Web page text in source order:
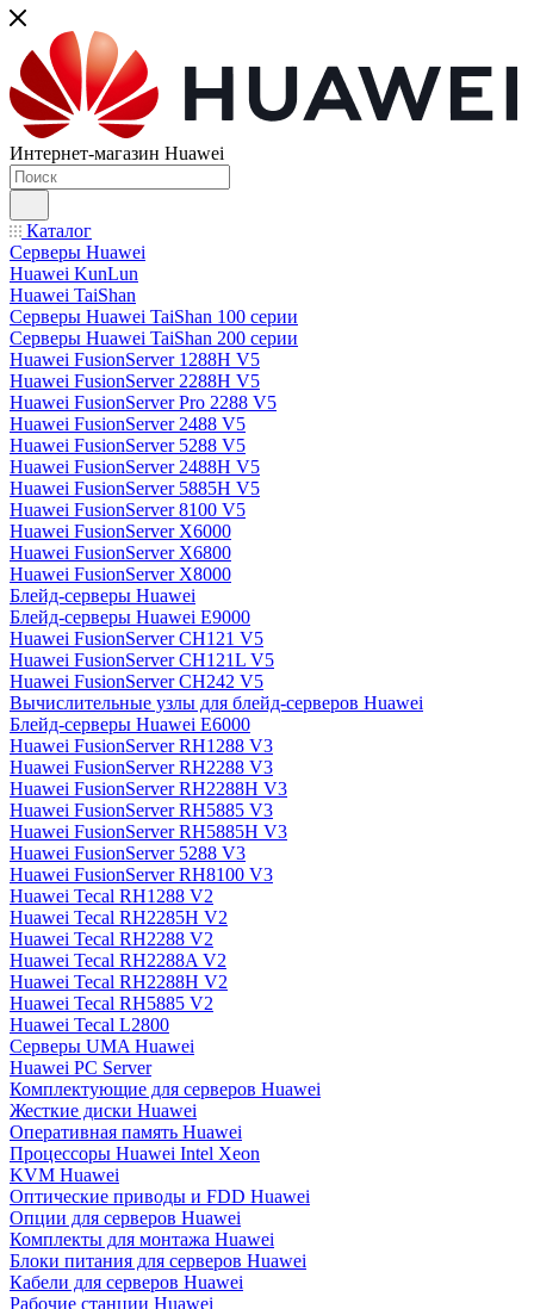
Интернет-магазин Huawei
Каталог
Серверы Huawei
Huawei KunLun
Huawei TaiShan
Серверы Huawei TaiShan 100 серии
Серверы Huawei TaiShan 200 серии
Huawei FusionServer 1288H V5
Huawei FusionServer 2288H V5
Huawei FusionServer Pro 2288 V5
Huawei FusionServer 2488 V5
Huawei FusionServer 5288 V5
Huawei FusionServer 2488H V5
Huawei FusionServer 5885H V5
Huawei FusionServer 8100 V5
Huawei FusionServer X6000
Huawei FusionServer X6800
Huawei FusionServer X8000
Блейд-серверы Huawei
Блейд-серверы Huawei E9000
Huawei FusionServer CH121 V5
Huawei FusionServer CH121L V5
Huawei FusionServer CH242 V5
Вычислительные узлы для блейд-серверов Huawei
Блейд-серверы Huawei E6000
Huawei FusionServer RH1288 V3
Huawei FusionServer RH2288 V3
Huawei FusionServer RH2288H V3
Huawei FusionServer RH5885 V3
Huawei FusionServer RH5885H V3
Huawei FusionServer 5288 V3
Huawei FusionServer RH8100 V3
Huawei Tecal RH1288 V2
Huawei Tecal RH2285H V2
Huawei Tecal RH2288 V2
Huawei Tecal RH2288A V2
Huawei Tecal RH2288H V2
Huawei Tecal RH5885 V2
Huawei Tecal L2800
Серверы UMA Huawei
Huawei PC Server
Комплектующие для серверов Huawei
Жесткие диски Huawei
Оперативная память Huawei
Процессоры Huawei Intel Xeon
KVM Huawei
Оптические приводы и FDD Huawei
Опции для серверов Huawei
Комплекты для монтажа Huawei
Блоки питания для серверов Huawei
Кабели для серверов Huawei
Рабочие станции Huawei